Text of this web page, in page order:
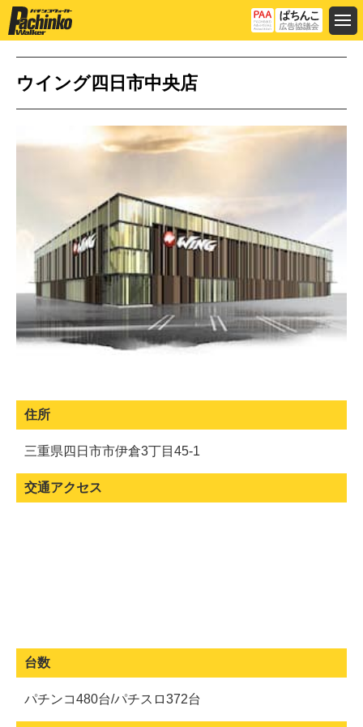
ウイング四日市中央店
住所
三重県四日市市伊倉3丁目45-1
交通アクセス
台数
パチンコ480台/パチスロ372台